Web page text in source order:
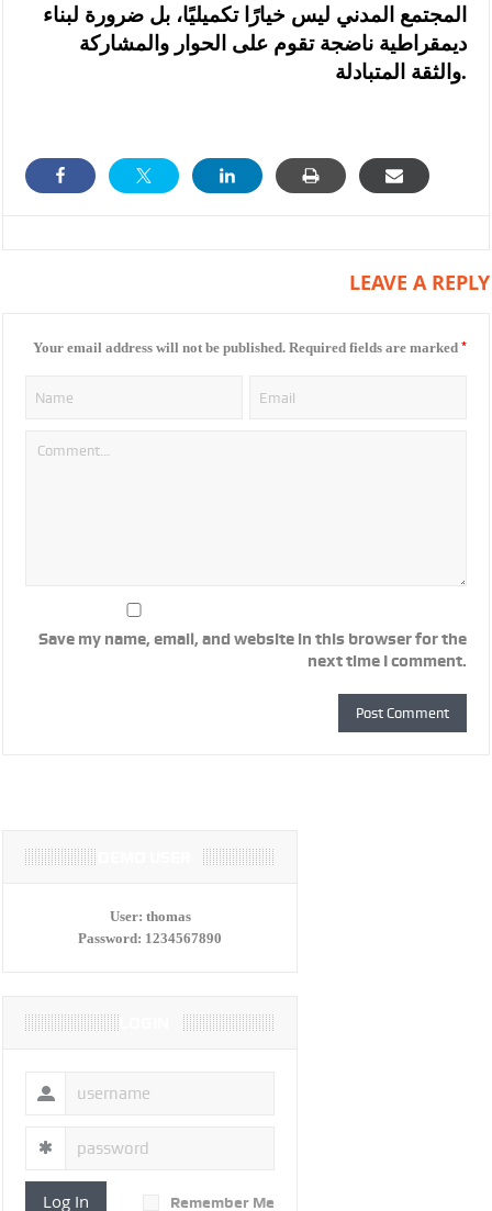
المجتمع المدني ليس خيارًا تكميليًا، بل ضرورة لبناء
ديمقراطية ناضجة تقوم على الحوار والمشاركة
والثقة المتبادلة.
LEAVE A REPLY
Your email address will not be published. Required fields are marked *
Save my name, email, and website in this browser for the
next time I comment.
User: thomas
Password: 1234567890
Log In Remember Me